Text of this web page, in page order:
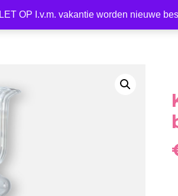
LET OP I.v.m. vakantie worden nieuwe
Nieuw LED Kaarsen